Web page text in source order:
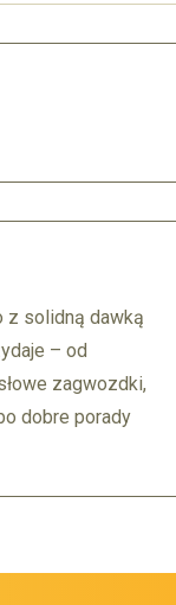
z solidną dawką
– od
zagwozdki,
dobre porady